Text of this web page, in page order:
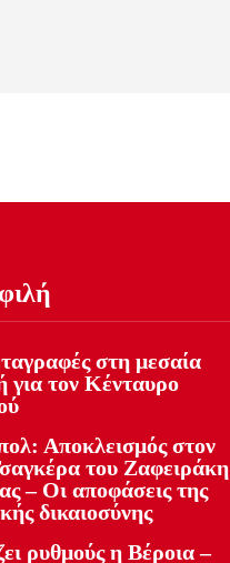
στη μεσαία
για τον Κένταυρο
Αποκλεισμός στον
του Ζαφειράκη
– Οι αποφάσεις της
δικαιοσύνης
ρυθμούς η Βέροια –